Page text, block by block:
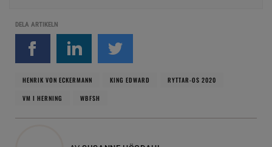
DELA ARTIKELN
HENRIK VON ECKERMANN KING EDWARD
RYTTAR-OS 2020
VM I HERNING
WBFSH